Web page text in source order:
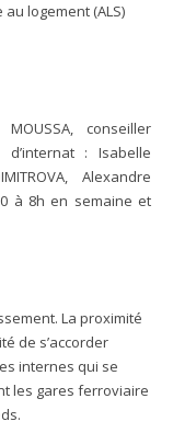
logement (ALS)
conseiller
: Isabelle
Alexandre
à 8h en semaine et
La proximité
de s’accorder
internes qui se
les gares ferroviaire